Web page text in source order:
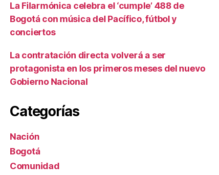
La Filarmónica celebra el ‘cumple’ 488 de
Bogotá con música del Pacífico, fútbol y
conciertos
La contratación directa volverá a ser
protagonista en los primeros meses del nuevo
Gobierno Nacional
Categorías
Nación
Bogotá
Comunidad